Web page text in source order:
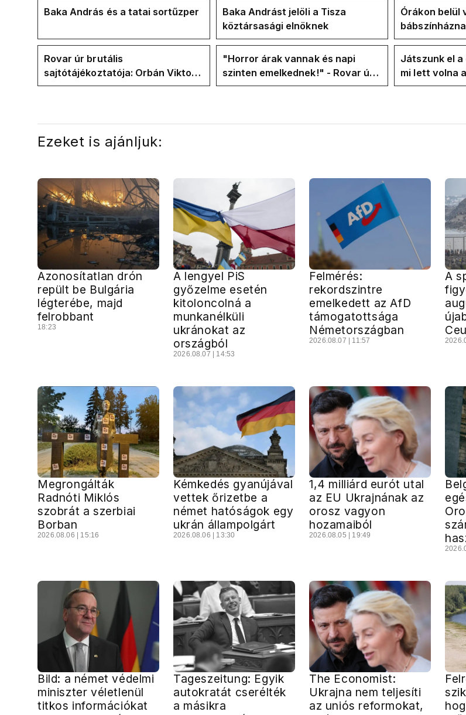
Baka András és a tatai sortűzper
Baka Andrást jelöli a Tisza
köztársasági elnöknek
Órákon belül
"választ" ma
frakció
Rovar úr brutális
sajtótájékoztatója: Orbán Viktor
és a Vadhajtások a felelős a
"Horror árak vannak és napi
szinten emelkednek!" - Rovar úr
Facebook-oldalán lázadnak a
Játszunk el
mi lett volna
Ezeket is ajánljuk:
Azonosítatlan drón
repült be Bulgária
légterébe, majd
felrobbant
18:23
A lengyel PiS
győzelme esetén
kitoloncolná a
munkanélküli
ukránokat az
országból
2026.08.07 | 14:53
Felmérés:
rekordszintre
emelkedett az AfD
támogatottsága
Németországban
2026.08.07 | 11:57
A
Megrongálták
Radnóti Miklós
szobrát a szerbiai
Borban
2026.08.06 | 15:16
Kémkedés gyanújával
vettek őrizetbe a
német hatóságok egy
ukrán állampolgárt
2026.08.06 | 13:30
1,4 milliárd eurót utal
az EU Ukrajnának az
orosz vagyon
hozamaiból
2026.08.05 | 19:49
Bild: a német védelmi
miniszter véletlenül
titkos információkat
Tageszeitung: Egyik
autokratát cserélték
a másikra
The Economist:
Ukrajna nem teljesíti
az uniós reformokat,